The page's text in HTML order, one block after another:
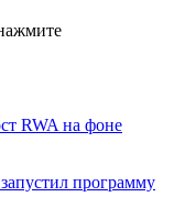
RWA на фоне
программу